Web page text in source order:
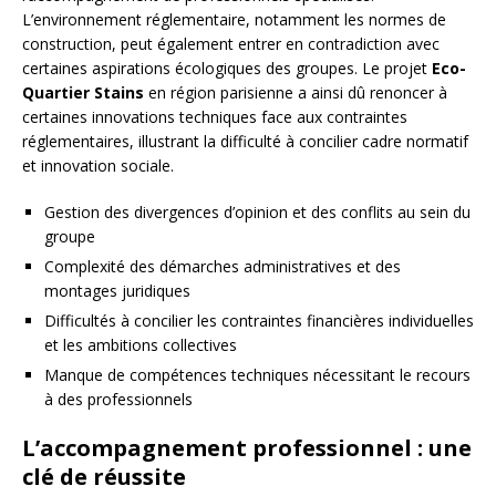
L’environnement réglementaire, notamment les normes de
construction, peut également entrer en contradiction avec
certaines aspirations écologiques des groupes. Le projet Eco-
Quartier Stains en région parisienne a ainsi dû renoncer à
certaines innovations techniques face aux contraintes
réglementaires, illustrant la difficulté à concilier cadre normatif
et innovation sociale.
Gestion des divergences d’opinion et des conflits au sein du
groupe
Complexité des démarches administratives et des
montages juridiques
Difficultés à concilier les contraintes financières individuelles
et les ambitions collectives
Manque de compétences techniques nécessitant le recours
à des professionnels
L’accompagnement professionnel : une
clé de réussite